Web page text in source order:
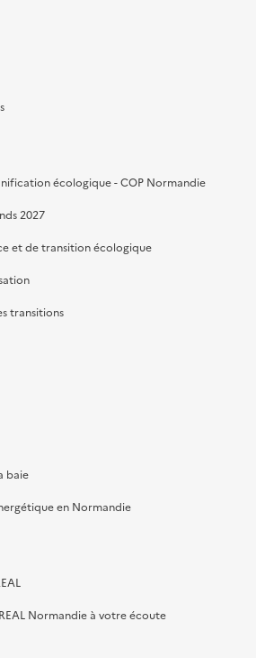
écologique - COP Normandie
2027
et de transition écologique
transitions
baie
en Normandie
Normandie à votre écoute